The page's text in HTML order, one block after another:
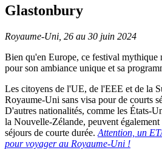
Glastonbury
Royaume-Uni, 26 au 30 juin 2024
Bien qu'en Europe, ce festival mythique
pour son ambiance unique et sa
Les citoyens de l'UE, de l'EEE et de la
Royaume-Uni sans visa pour de courts
D'autres nationalités, comme les États-
la Nouvelle-Zélande, peuvent
séjours de courte durée. Attention, un
pour voyager au Royaume-Uni !